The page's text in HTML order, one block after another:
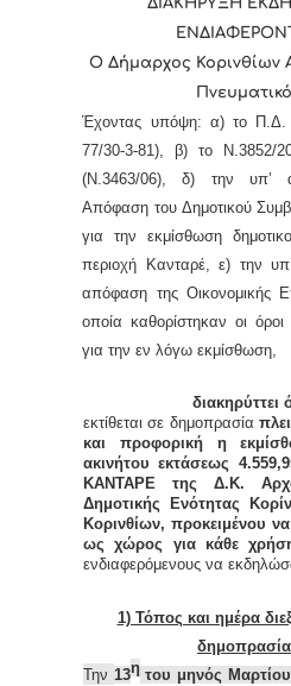
ΔΙΑΚΗΡΥΞΗ
Ο Δήμαρχος Κορινθίων
Έχοντας υπόψη: α) το
77/30-3-81), β) το Ν.3852/
(Ν.3463/06), δ) την υπ’
Απόφαση του Δημοτικού
για την εκμίσθωση
περιοχή Κανταρέ,ε) την
απόφαση της Οικονομικής
οποία καθορίστηκαν οι
για την εν λόγω εκμίσθωση,
διακηρύττει
εκτίθεται σε δημοπρασία
και προφορική η
ακινήτου εκτάσεως
ΚΑΝΤΑΡΕ της Δ.Κ.
Δημοτικής Ενότητας
Κορινθίων, προκειμένου
ως χώρος για κάθε
ενδιαφερόμενους να
1) Τόπος και ημέρα
Την 13ητου μηνός Μαρτίου